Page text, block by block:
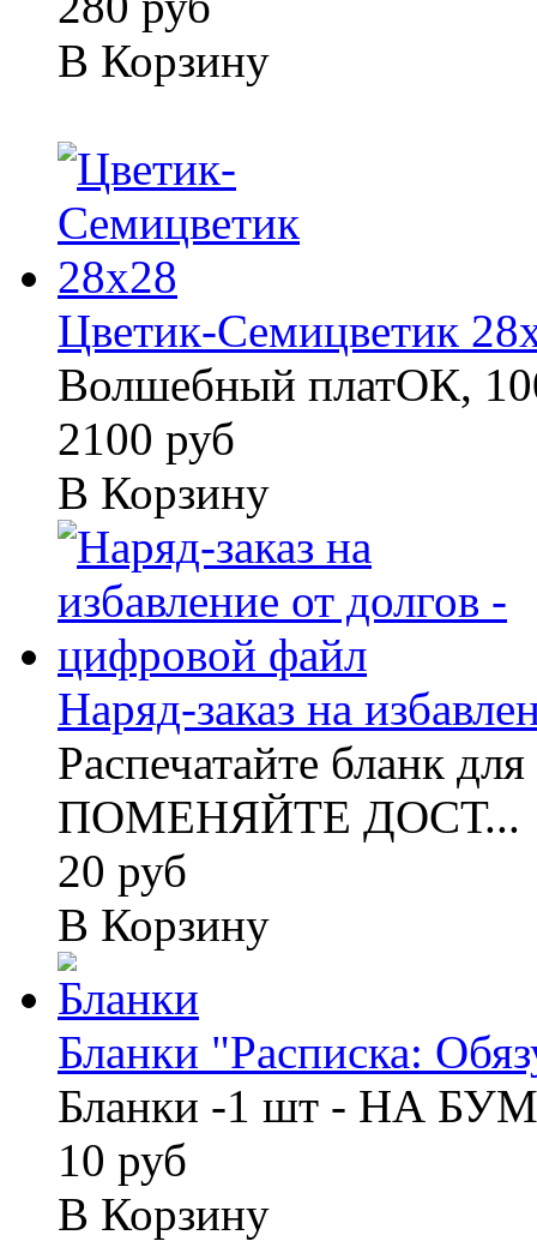
В Корзину
Цветик-Семицветик
Волшебный платОК,
2100 руб
В Корзину
Наряд-заказ на
Распечатайте бланк
ПОМЕНЯЙТЕ ДОСТ...
20 руб
В Корзину
Бланки "Расписка:
Бланки -1 шт - НА
10 руб
В Корзину